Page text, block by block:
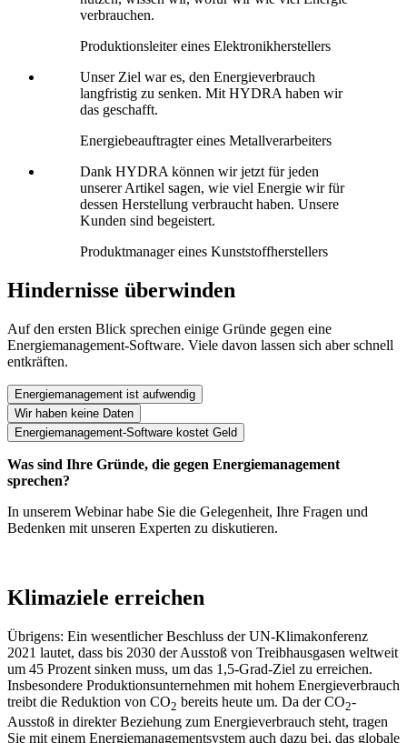
verbrauchen.
Produktionsleiter eines Elektronikherstellers
Unser Ziel war es, den Energieverbrauch
langfristig zu senken. Mit HYDRA haben wir
das geschafft.
Energiebeauftragter eines Metallverarbeiters
Dank HYDRA können wir jetzt für jeden
unserer Artikel sagen, wie viel Energie wir für
dessen Herstellung verbraucht haben. Unsere
Kunden sind begeistert.
Produktmanager eines Kunststoffherstellers
Hindernisse überwinden
Auf den ersten Blick sprechen einige Gründe gegen eine
Energiemanagement-Software. Viele davon lassen sich aber schnell
entkräften.
Energiemanagement ist aufwendig
Wir haben keine Daten
Energiemanagement-Software kostet Geld
Was sind Ihre Gründe, die gegen Energiemanagement
sprechen?
In unserem Webinar habe Sie die Gelegenheit, Ihre Fragen und
Bedenken mit unseren Experten zu diskutieren.
Klimaziele erreichen
Übrigens: Ein wesentlicher Beschluss der UN-Klimakonferenz
2021 lautet, dass bis 2030 der Ausstoß von Treibhausgasen weltweit
um 45 Prozent sinken muss, um das 1,5-Grad-Ziel zu erreichen.
Insbesondere Produktionsunternehmen mit hohem Energieverbrauch
treibt die Reduktion von CO2 bereits heute um. Da der CO2-
Ausstoß in direkter Beziehung zum Energieverbrauch steht, tragen
Sie mit einem Energiemanagementsystem auch dazu bei, das globale